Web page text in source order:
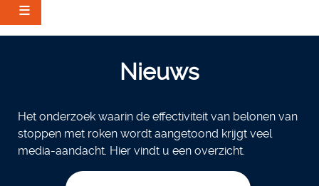
Nieuws
Het onderzoek waarin de effectiviteit van belonen van
stoppen met roken wordt aangetoond krijgt veel
media-aandacht. Hier vindt u een overzicht.